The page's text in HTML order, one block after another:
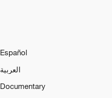
Español
العربية
Documentary